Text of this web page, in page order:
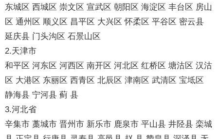
东城区 西城区 崇文区 宣武区 朝阳区 海淀区 丰台区 房山
区 通州区 顺义区 昌平区 大兴区 怀柔区 平谷区 密云县
延庆县 门头沟区 石景山区
2.天津市
和平区 河东区 河西区 南开区 河北区 红桥区 塘沽区 汉沽
区 大港区 东丽区 西青区 北辰区 津南区 武清区 宝坻区
静海县 宁河县 蓟 县
3.河北省
辛集市 藁城市 晋州市 新乐市 鹿泉市 平山县 井陉县 栾城